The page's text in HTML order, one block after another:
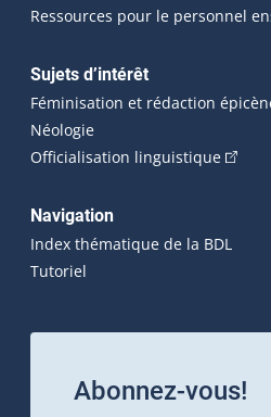
Ressources pour le personnel
Sujets d’intérêt
Féminisation et rédaction
Néologie
Officialisation linguistique(Cet
Navigation
Index thématique de la BDL
Tutoriel
Abonnez-vous!